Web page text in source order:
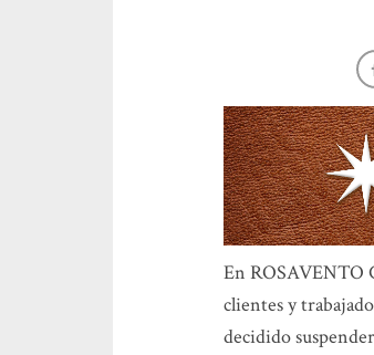
Comunicado
En ROSAVENTO
clientes y
decidido